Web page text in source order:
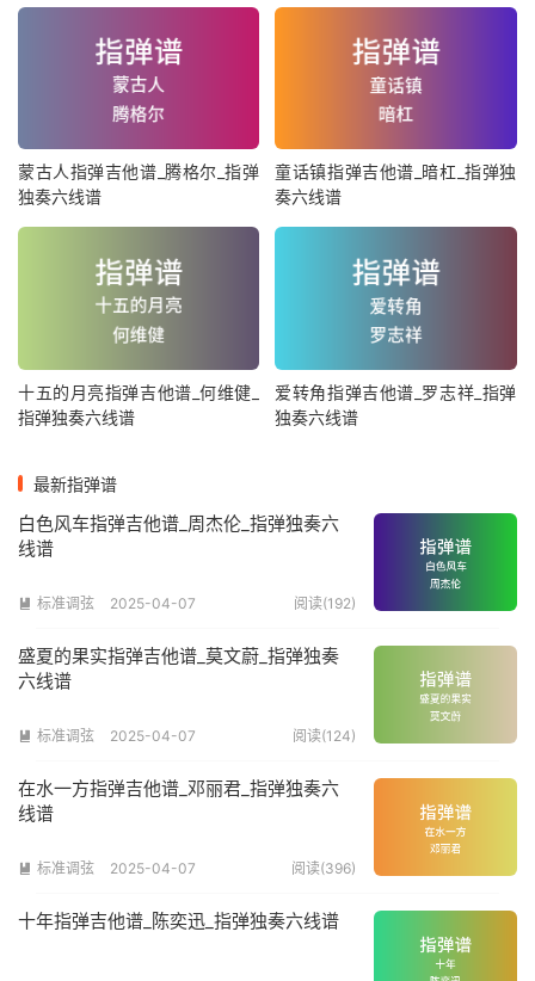
蒙古人指弹吉他谱_腾格尔_指弹
独奏六线谱
童话镇指弹吉他谱_暗杠_指弹独
奏六线谱
十五的月亮指弹吉他谱_何维健_
指弹独奏六线谱
爱转角指弹吉他谱_罗志祥_指弹
独奏六线谱
最新指弹谱
白色风车指弹吉他谱_周杰伦_指弹独奏六
线谱
 标准调弦 2025-04-07 阅读(192)
盛夏的果实指弹吉他谱_莫文蔚_指弹独奏
六线谱
 标准调弦 2025-04-07 阅读(124)
在水一方指弹吉他谱_邓丽君_指弹独奏六
线谱
 标准调弦 2025-04-07 阅读(396)
十年指弹吉他谱_陈奕迅_指弹独奏六线谱